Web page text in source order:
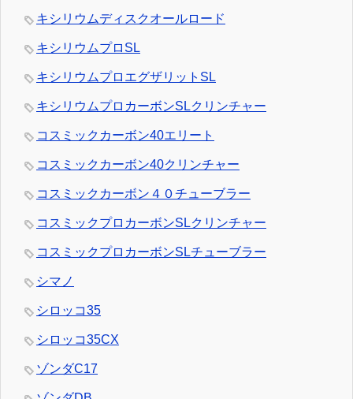
キシリウムディスクオールロード
キシリウムプロSL
キシリウムプロエグザリットSL
キシリウムプロカーボンSLクリンチャー
コスミックカーボン40エリート
コスミックカーボン40クリンチャー
コスミックカーボン４０チューブラー
コスミックプロカーボンSLクリンチャー
コスミックプロカーボンSLチューブラー
シマノ
シロッコ35
シロッコ35CX
ゾンダC17